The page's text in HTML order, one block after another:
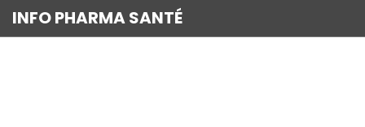
INFO PHARMA SANTÉ